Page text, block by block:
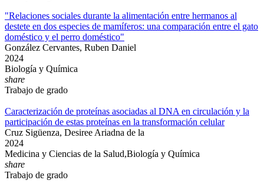
"Relaciones sociales durante la alimentación entre hermanos al
destete en dos especies de mamíferos: una comparación entre el gato
doméstico y el perro doméstico"
González Cervantes, Ruben Daniel
2024
Biología y Química
share
Trabajo de grado
Caracterización de proteínas asociadas al DNA en circulación y la
participación de estas proteínas en la transformación celular
Cruz Sigüenza, Desiree Ariadna de la
2024
Medicina y Ciencias de la Salud,Biología y Química
share
Trabajo de grado